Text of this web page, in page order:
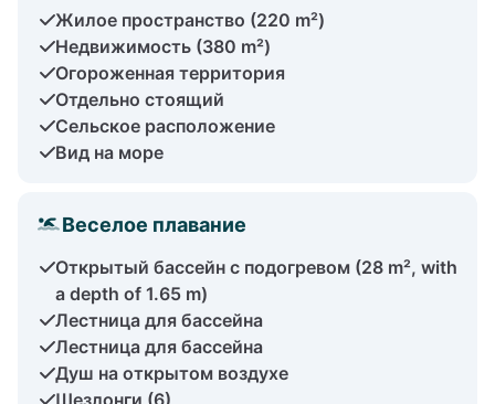
Жилое пространство (220 m²)
Недвижимость (380 m²)
Огороженная территория
Отдельно стоящий
Сельское расположение
Вид на море
Веселое плавание
Открытый бассейн с подогревом (28 m², with
a depth of 1.65 m)
Лестница для бассейна
Лестница для бассейна
Душ на открытом воздухе
Шезлонги (6)